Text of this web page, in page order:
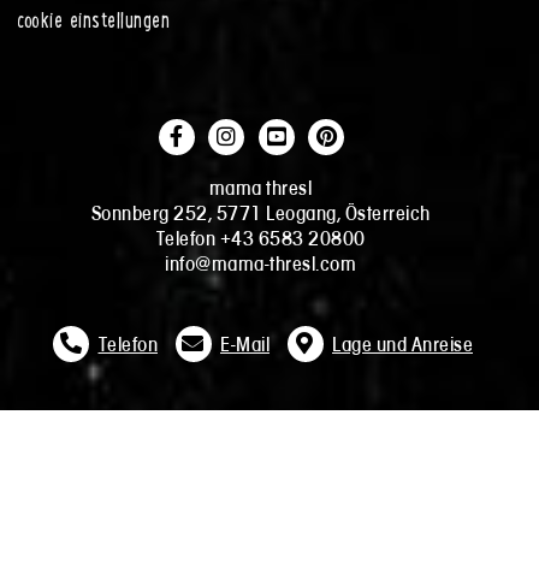
cookie einstellungen
mama thresl
Sonnberg 252, 5771 Leogang, Österreich
Telefon +43 6583 20800
info@mama-thresl.com
Telefon E-Mail Lage und Anreise